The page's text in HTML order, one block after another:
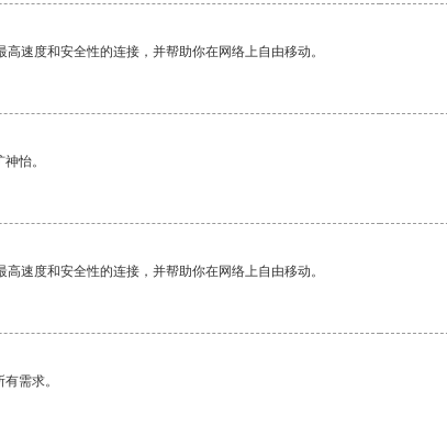
速度和安全性的连接，并帮助你在网络上自由移动。
怡。
速度和安全性的连接，并帮助你在网络上自由移动。
需求。